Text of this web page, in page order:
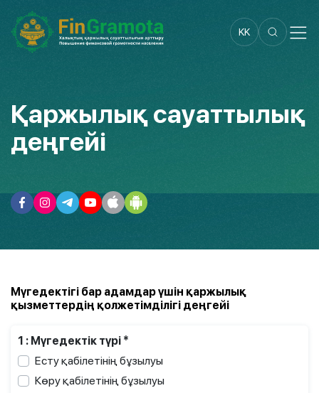
KK
Қаржылық сауаттылық
деңгейі
Мүгедектігі бар адамдар үшін қаржылық
қызметтердің қолжетімділігі деңгейі
1 : Мүгедектік түрі *
Есту қабілетінің бұзылуы
Көру қабілетінің бұзылуы